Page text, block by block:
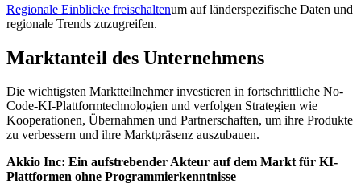
Regionale Einblicke freischaltenum auf länderspezifische Daten und
regionale Trends zuzugreifen.
Marktanteil des Unternehmens
Die wichtigsten Marktteilnehmer investieren in fortschrittliche No-
Code-KI-Plattformtechnologien und verfolgen Strategien wie
Kooperationen, Übernahmen und Partnerschaften, um ihre Produkte
zu verbessern und ihre Marktpräsenz auszubauen.
Akkio Inc: Ein aufstrebender Akteur auf dem Markt für KI-
Plattformen ohne Programmierkenntnisse